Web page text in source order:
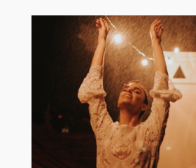
Editorial Jardines de
Read More...